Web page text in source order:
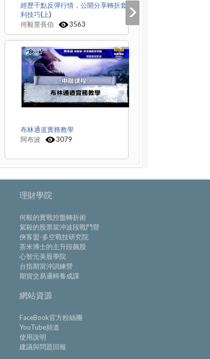
經歷千點反彈行情，公開分享轉折套
利技巧(上)
何毅里長伯
3563
布林通道實務教學
阿布波
3079
理財學院
何毅的實戰控盤轉折術
紫殺的股票當沖波段戰鬥營
俠客盟-多空戰技研究院
茶米博士的主升段飆股
心智元美股學院
台指期當沖訓練營
期貨交易邏輯養成課
網站資源
FaceBook官方粉絲團
YouTube頻道
使用說明
建議與問題回報